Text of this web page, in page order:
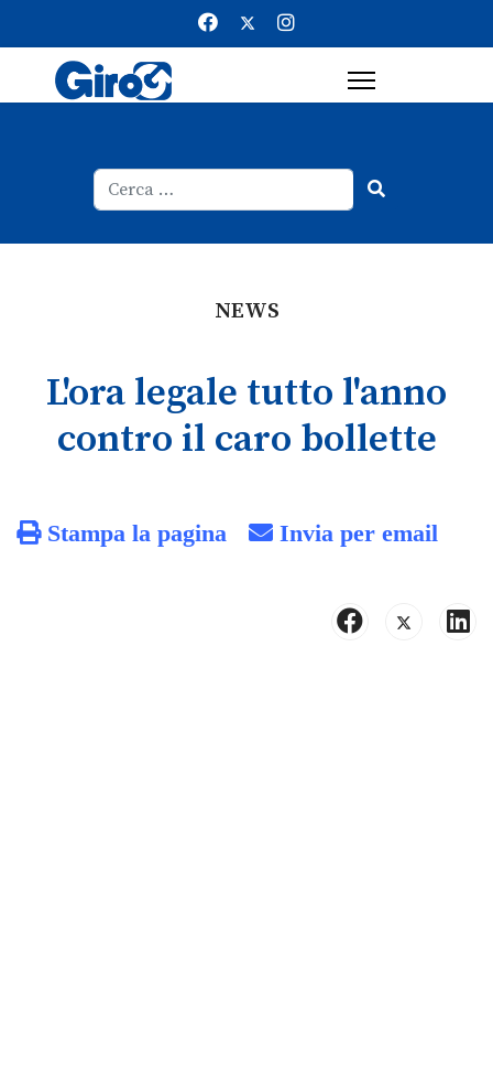
NEWS
L'ora legale tutto l'anno
contro il caro bollette
Stampa la pagina Invia per email